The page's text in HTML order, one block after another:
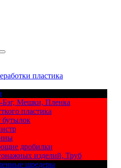
пластика
Бэг, Мешки, Пленка
пластика
бутылок
дробилки
изделий, Труб
шредеры